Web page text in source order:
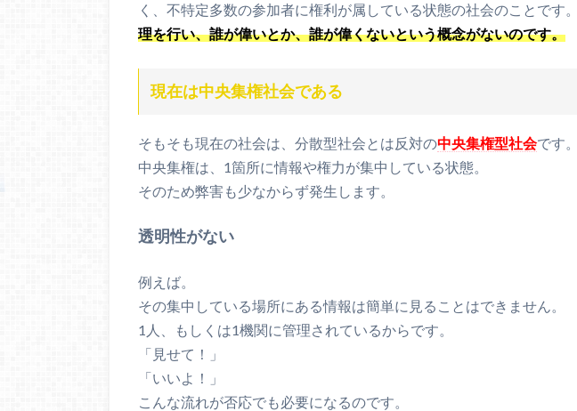
く、不特定多数の参加者に権利が属している状態の社会のことです。
理を行い、誰が偉いとか、誰が偉くないという概念がないのです。
現在は中央集権社会である
そもそも現在の社会は、分散型社会とは反対の中央集権型社会です。
中央集権は、1箇所に情報や権力が集中している状態。
そのため弊害も少なからず発生します。
透明性がない
例えば。
その集中している場所にある情報は簡単に見ることはできません。
1人、もしくは1機関に管理されているからです。
「見せて！」
「いいよ！」
こんな流れが否応でも必要になるのです。